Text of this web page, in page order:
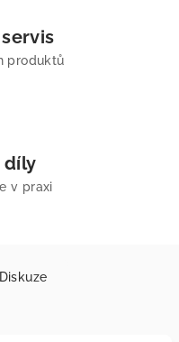
produktů
díly
v praxi
Diskuze